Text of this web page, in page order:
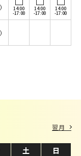
14:00
-17:00
14:00
-17:00
14:00
-17:00
土 日
土 日
翌月